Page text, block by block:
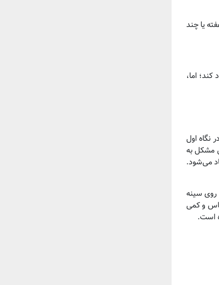
یا چند
اما،
نگاه اول
مشکل به
می‌شود.
روی سینه
و کمی
است.